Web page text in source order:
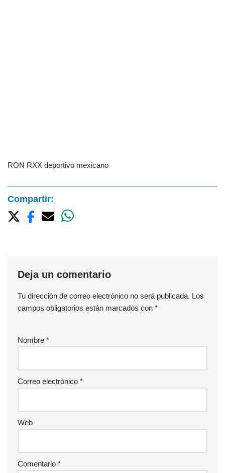
RON RXX deportivo mexicano
Compartir:
Deja un comentario
Tu dirección de correo electrónico no será publicada. Los
campos obligatorios están marcados con *
Nombre *
Correo electrónico *
Web
Comentario *